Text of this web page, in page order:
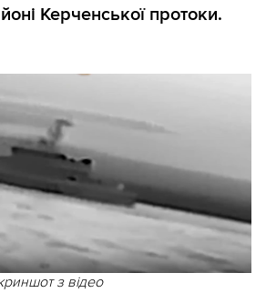
Керченської протоки.
з відео